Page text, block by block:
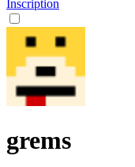
Inscription
grems